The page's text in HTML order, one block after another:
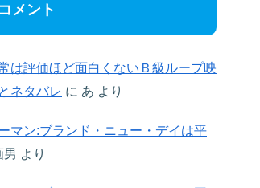
メント
は評価ほど面白くないＢ級ループ映
ネタバレ に あ より
マン:ブランド・ニュー・デイは平
男 より